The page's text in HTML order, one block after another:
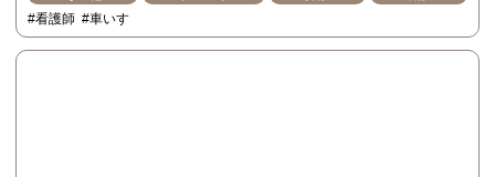
#看護師 #車いす